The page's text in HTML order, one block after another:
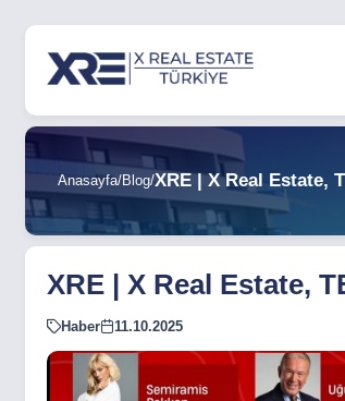
Anasayfa/Blog/XRE | X Real Estate,
XRE | X Real Estate,
Haber 11.10.2025